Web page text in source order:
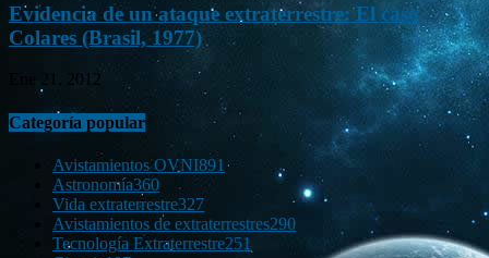
Evidencia de un ataque extraterrestre: El caso
Colares (Brasil, 1977)
Ene 21, 2012
Categoría popular
Avistamientos OVNI891
Astronomía360
Vida extraterrestre327
Avistamientos de extraterrestres290
Tecnología Extraterrestre251